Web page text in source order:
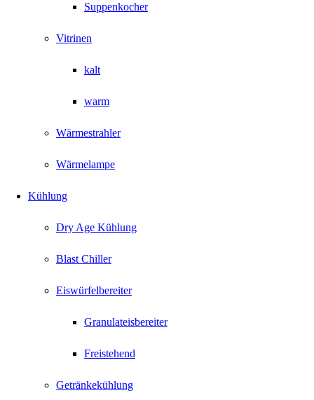
Suppenkocher
Vitrinen
kalt
warm
Wärmestrahler
Wärmelampe
Kühlung
Dry Age Kühlung
Blast Chiller
Eiswürfelbereiter
Granulateisbereiter
Freistehend
Getränkekühlung